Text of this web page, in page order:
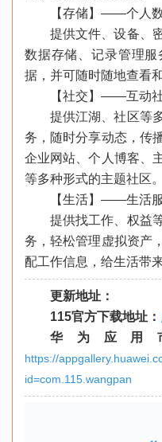
【存储】——个人
提供文件、设备、
数据存储、记录管理
据，并可随时随地查看
【社交】——互动
提供江湖、社区等
务，随时分享动态，传
企业网站、个人博客、
等多种形式的主题社区。
【生活】——生活
提供找工作、权益
务，轻松管理虚拟资产
配工作信息，给生活带
更新地址：
115官方下载地址：
华为应用
https://
id=com.115.wangpan